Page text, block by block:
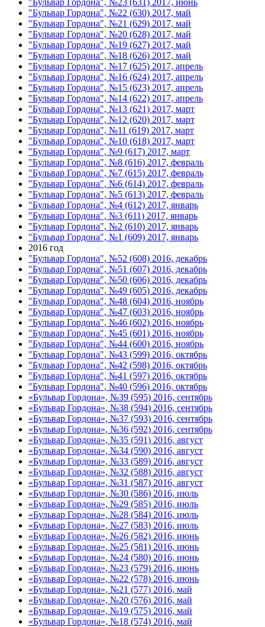
"Бульвар Гордона", №22 (630) 2017, май
"Бульвар Гордона", №21 (629) 2017, май
"Бульвар Гордона", №20 (628) 2017, май
"Бульвар Гордона", №19 (627) 2017, май
"Бульвар Гордона", №18 (626) 2017, май
"Бульвар Гордона", №17 (625) 2017, апрель
"Бульвар Гордона", №16 (624) 2017, апрель
"Бульвар Гордона", №15 (623) 2017, апрель
"Бульвар Гордона", №14 (622) 2017, апрель
"Бульвар Гордона", №13 (621) 2017, март
"Бульвар Гордона", №12 (620) 2017, март
"Бульвар Гордона", №11 (619) 2017, март
"Бульвар Гордона", №10 (618) 2017, март
"Бульвар Гордона", №9 (617) 2017, март
"Бульвар Гордона", №8 (616) 2017, февраль
"Бульвар Гордона", №7 (615) 2017, февраль
"Бульвар Гордона", №6 (614) 2017, февраль
"Бульвар Гордона", №5 (613) 2017, февраль
"Бульвар Гордона", №4 (612) 2017, январь
"Бульвар Гордона", №3 (611) 2017, январь
"Бульвар Гордона", №2 (610) 2017, январь
"Бульвар Гордона", №1 (609) 2017, январь
2016 год
"Бульвар Гордона", №52 (608) 2016, декабрь
"Бульвар Гордона", №51 (607) 2016, декабрь
"Бульвар Гордона", №50 (606) 2016, декабрь
"Бульвар Гордона", №49 (605) 2016, декабрь
"Бульвар Гордона", №48 (604) 2016, ноябрь
"Бульвар Гордона", №47 (603) 2016, ноябрь
"Бульвар Гордона", №46 (602) 2016, ноябрь
"Бульвар Гордона", №45 (601) 2016, ноябрь
"Бульвар Гордона", №44 (600) 2016, ноябрь
"Бульвар Гордона", №43 (599) 2016, октябрь
"Бульвар Гордона", №42 (598) 2016, октябрь
"Бульвар Гордона", №41 (597) 2016, октябрь
"Бульвар Гордона", №40 (596) 2016, октябрь
«Бульвар Гордона», №39 (595) 2016, сентябрь
«Бульвар Гордона», №38 (594) 2016, сентябрь
«Бульвар Гордона», №37 (593) 2016, сентябрь
«Бульвар Гордона», №36 (592) 2016, сентябрь
«Бульвар Гордона», №35 (591) 2016, август
«Бульвар Гордона», №34 (590) 2016, август
«Бульвар Гордона», №33 (589) 2016, август
«Бульвар Гордона», №32 (588) 2016, август
«Бульвар Гордона», №31 (587) 2016, август
«Бульвар Гордона», №30 (586) 2016, июль
«Бульвар Гордона», №29 (585) 2016, июль
«Бульвар Гордона», №28 (584) 2016, июль
«Бульвар Гордона», №27 (583) 2016, июль
«Бульвар Гордона», №26 (582) 2016, июнь
«Бульвар Гордона», №25 (581) 2016, июнь
«Бульвар Гордона», №24 (580) 2016, июнь
«Бульвар Гордона», №23 (579) 2016, июнь
«Бульвар Гордона», №22 (578) 2016, июнь
«Бульвар Гордона», №21 (577) 2016, май
«Бульвар Гордона», №20 (576) 2016, май
«Бульвар Гордона», №19 (575) 2016, май
«Бульвар Гордона», №18 (574) 2016, май